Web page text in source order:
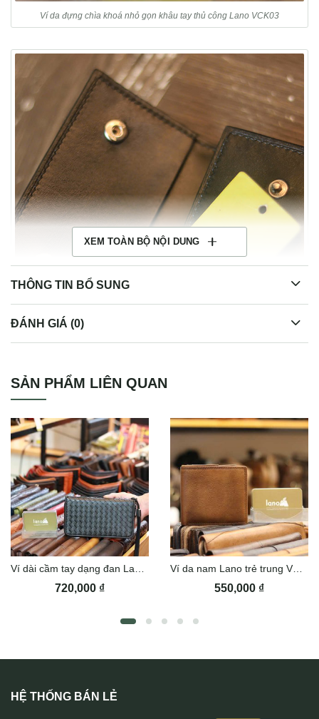
Ví da đựng chìa khoá nhỏ gọn khâu tay thủ công Lano VCK03
Ví da đựng chìa khoá nhỏ gọn khâu tay thủ công Lano VCK03
XEM TOÀN BỘ NỘI DUNG
THÔNG TIN BỔ SUNG
ĐÁNH GIÁ (0)
SẢN PHẨM LIÊN QUAN
720,000 ₫ 550,000 ₫
HỆ THỐNG BÁN LẺ